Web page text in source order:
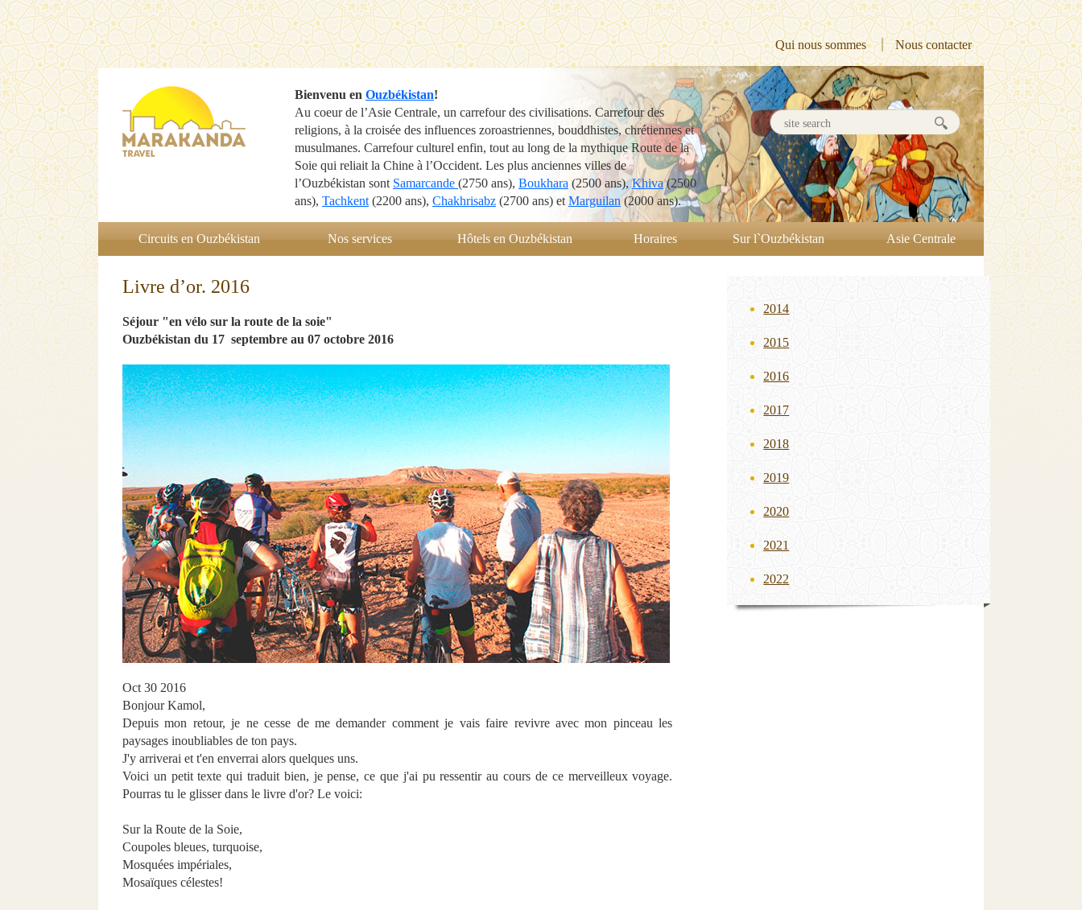
Qui nous sommes Nous contacter
Bienvenu en Ouzbékistan!
Au coeur de l’Asie Centrale, un carrefour des civilisations. Carrefour des
religions, à la croisée des influences zoroastriennes, bouddhistes, chrétiennes et
musulmanes. Carrefour culturel enfin, tout au long de la mythique Route de la
Soie qui reliait la Chine à l’Occident. Les plus anciennes villes de
l’Ouzbékistan sont Samarcande (2750 ans), Boukhara (2500 ans),Khiva(2500
ans), Tachkent (2200 ans), Chakhrisabz (2700 ans) et Marguilan(2000 ans).
Circuits en Ouzbékistan Nos services Hôtels en Ouzbékistan Horaires Sur l`Ouzbékistan Asie Centrale
Livre d’or. 2016
Séjour "en vélo sur la route de la soie"
Ouzbékistan du 17 septembre au 07 octobre 2016
Oct 30 2016
Bonjour Kamol,
Depuis mon retour, je ne cesse de me demander comment je vais faire revivre avec mon pinceau les
paysages inoubliables de ton pays.
J'y arriverai et t'en enverrai alors quelques uns.
Voici un petit texte qui traduit bien, je pense, ce que j'ai pu ressentir au cours de ce merveilleux voyage.
Pourras tu le glisser dans le livre d'or? Le voici:
Sur la Route de la Soie,
Coupoles bleues, turquoise,
Mosquées impériales,
Mosaïques célestes!
2014
2015
2016
2017
2018
2019
2020
2021
2022